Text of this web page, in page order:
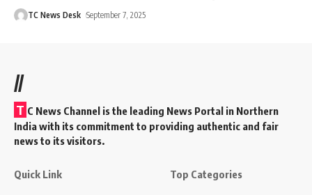
TC News Desk September 7, 2025
//
T C News Channel is the leading News Portal in Northern
India with its commitment to providing authentic and fair
news to its visitors.
Quick Link Top Categories